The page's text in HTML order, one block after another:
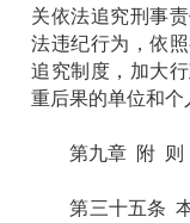
关依法追究刑事
法违纪行为，依
追究制度，加大
重后果的单位和个
第九章 附 则
第三十五条 本